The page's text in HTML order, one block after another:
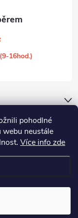
pohodlné
neustále
. Více info zde
16hod.)